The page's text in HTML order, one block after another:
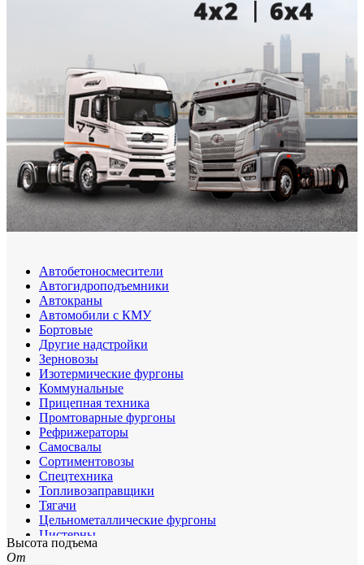
Автобетоносмесители
Автогидроподъемники
Автокраны
Автомобили с КМУ
Бортовые
Другие надстройки
Зерновозы
Изотермические фургоны
Коммунальные
Прицепная техника
Промтоварные фургоны
Рефрижераторы
Самосвалы
Сортиментовозы
Спецтехника
Топливозаправщики
Тягачи
Цельнометаллические фургоны
Цистерны
Шасси
Высота подъема
От